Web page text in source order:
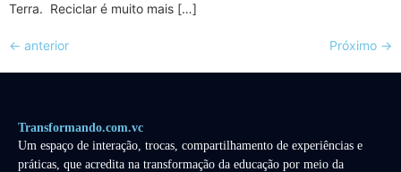
Terra. Reciclar é muito mais […]
← anterior Próximo →
Transformando.com.vc
Um espaço de interação, trocas, compartilhamento de experiências e
práticas, que acredita na transformação da educação por meio da